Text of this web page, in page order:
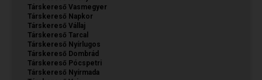
Társkereső Vasmegyer
Társkereső Napkor
Társkereső Vállaj
Társkereső Tarcal
Társkereső Nyírlugos
Társkereső Dombrád
Társkereső Pócspetri
Társkereső Nyírmada